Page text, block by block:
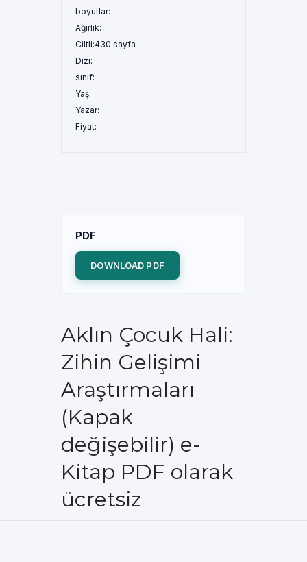
boyutlar:
Ağırlık:
Ciltli:430 sayfa
Dizi:
sınıf:
Yaş:
Yazar:
Fiyat:
PDF
DOWNLOAD PDF
Aklın Çocuk Hali:
Zihin Gelişimi
Araştırmaları
(Kapak
değişebilir) e-
Kitap PDF olarak
ücretsiz